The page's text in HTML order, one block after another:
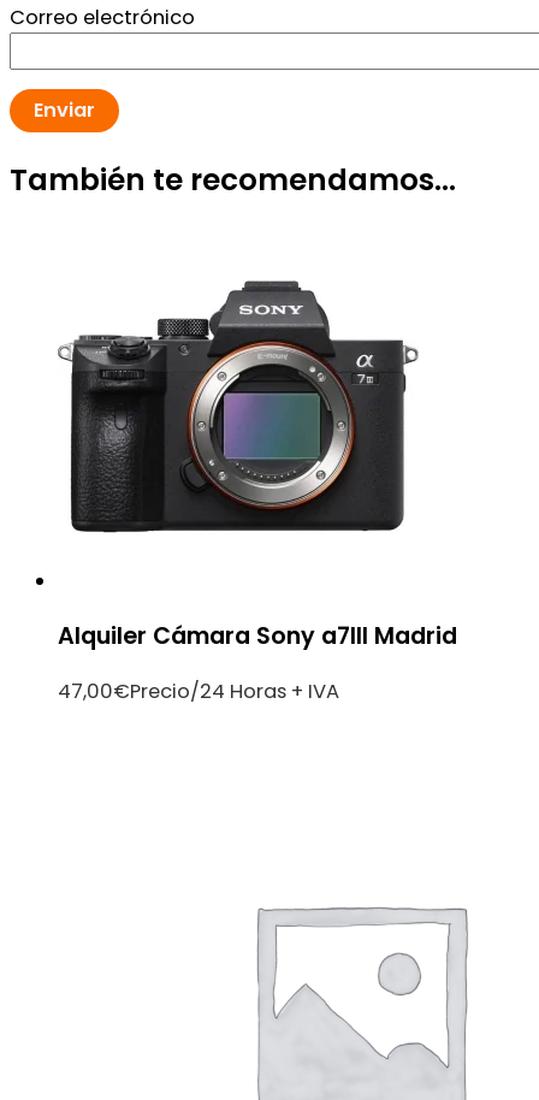
Correo electrónico
También te recomendamos…
Alquiler Cámara Sony a7III Madrid
47,00€Precio/24 Horas + IVA